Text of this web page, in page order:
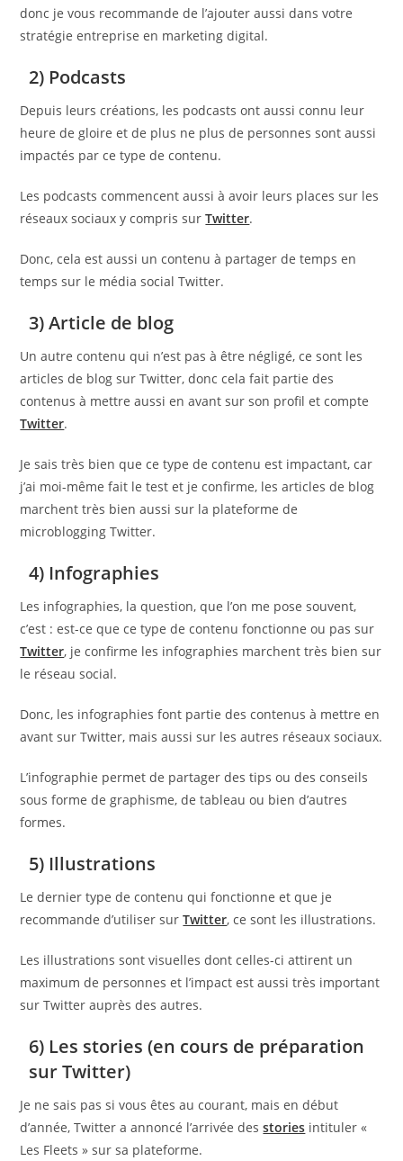
donc je vous recommande de l’ajouter aussi dans votre
stratégie entreprise en marketing digital.
2) Podcasts
Depuis leurs créations, les podcasts ont aussi connu leur
heure de gloire et de plus ne plus de personnes sont aussi
impactés par ce type de contenu.
Les podcasts commencent aussi à avoir leurs places sur les
réseaux sociaux y compris surTwitter.
Donc, cela est aussi un contenu à partager de temps en
temps sur le média social Twitter.
3) Article de blog
Un autre contenu qui n’est pas à être négligé, ce sont les
articles de blog sur Twitter, donc cela fait partie des
contenus à mettre aussi en avant sur son profil et compte
Twitter.
Je sais très bien que ce type de contenu est impactant, car
j’ai moi-même fait le test et je confirme, les articles de blog
marchent très bien aussi sur la plateforme de
microblogging Twitter.
4) Infographies
Les infographies, la question, que l’on me pose souvent,
c’est : est-ce que ce type de contenu fonctionne ou pas sur
Twitter, je confirme les infographies marchent très bien sur
le réseau social.
Donc, les infographies font partie des contenus à mettre en
avant sur Twitter, mais aussi sur les autres réseaux sociaux.
L’infographie permet de partager des tips ou des conseils
sous forme de graphisme, de tableau ou bien d’autres
formes.
5) Illustrations
Le dernier type de contenu qui fonctionne et que je
recommande d’utiliser surTwitter, ce sont les illustrations.
Les illustrations sont visuelles dont celles-ci attirent un
maximum de personnes et l’impact est aussi très important
sur Twitter auprès des autres.
6) Les stories (en cours de préparation
sur Twitter)
Je ne sais pas si vous êtes au courant, mais en début
d’année, Twitter a annoncé l’arrivée desstories intituler «
Les Fleets » sur sa plateforme.